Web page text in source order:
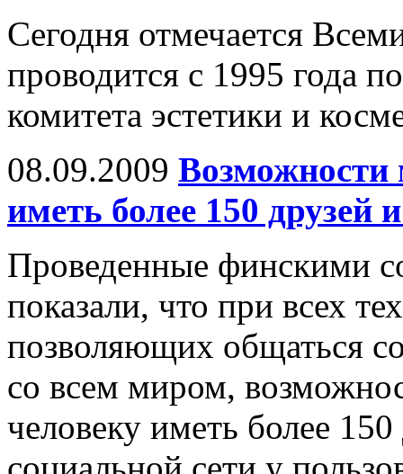
Сегодня отмечается
проводится с 1995 года
комитета эстетики и
08.09.2009 Возможности
иметь более 150 друзей
Проведенные финскими
показали, что при всех
позволяющих общаться
со всем миром,
человеку иметь более